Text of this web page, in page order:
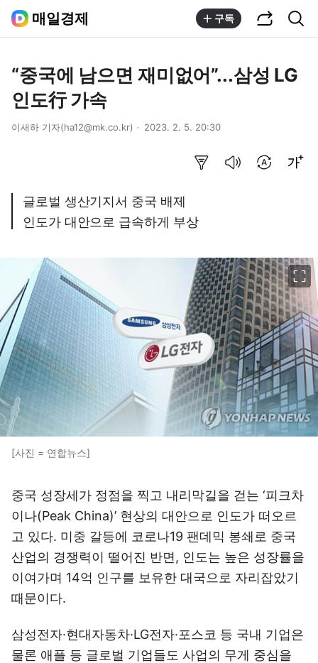
매일경제 구독
“중국에 남으면 재미없어”...삼성 LG
인도行 가속
이새하 기자(ha12@mk.co.kr) 2023. 2. 5. 20:30
글로벌 생산기지서 중국 배제
인도가 대안으로 급속하게 부상
[사진 = 연합뉴스]
중국 성장세가 정점을 찍고 내리막길을 걷는 ‘피크차
이나(Peak China)’ 현상의 대안으로 인도가 떠오르
고 있다. 미중 갈등에 코로나19 팬데믹 봉쇄로 중국
산업의 경쟁력이 떨어진 반면, 인도는 높은 성장률을
이여가며 14억 인구를 보유한 대국으로 자리잡았기
때문이다.
삼성전자·현대자동차·LG전자·포스코 등 국내 기업은
물론 애플 등 글로벌 기업들도 사업의 무게 중심을